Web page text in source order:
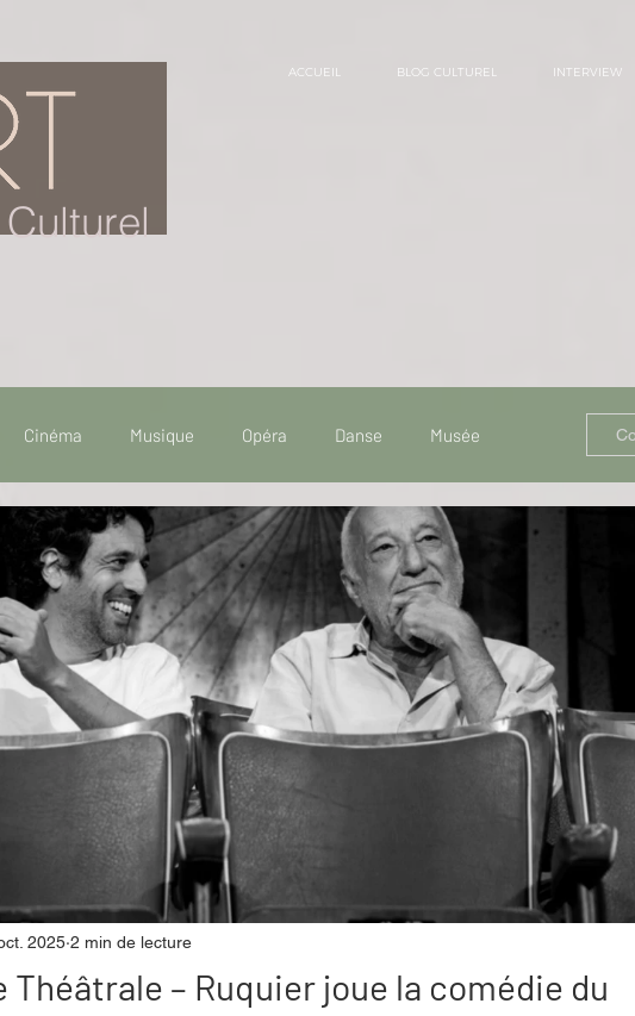
ACCUEIL BLOG CULTUREL INTERVIEW
Cinéma Musique Opéra Danse Musée
de voyage Fooding - Restaurant Burlesque
Festival Coup de coeur Instructif
Spécial Famille Littérature Cirque Interview
Hommage
Théâtrale – Ruquier joue la comédie du
2025 2 min de lecture